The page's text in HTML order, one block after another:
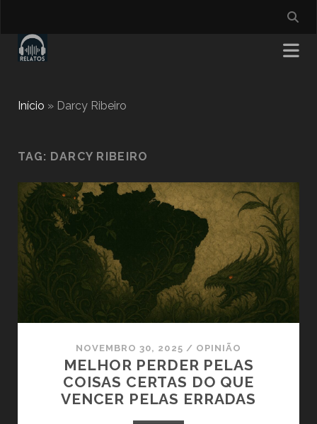
Início » Darcy Ribeiro
TAG: DARCY RIBEIRO
NOVEMBRO 30, 2025 / OPINIÃO
MELHOR PERDER PELAS
COISAS CERTAS DO QUE
VENCER PELAS ERRADAS